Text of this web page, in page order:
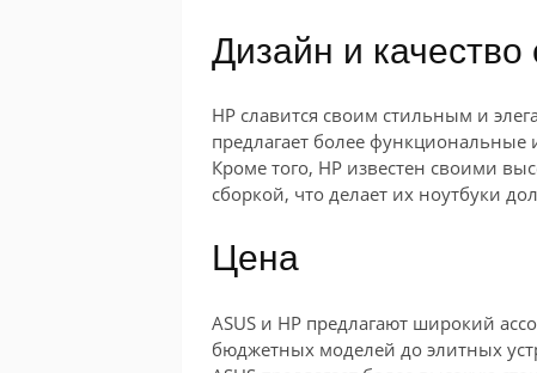
Дизайн и качество
HP славится своим стильным и
предлагает более
Кроме того, HP известен своими
сборкой, что делает их ноутбуки
Цена
ASUS и HP предлагают широкий
бюджетных моделей до элитных